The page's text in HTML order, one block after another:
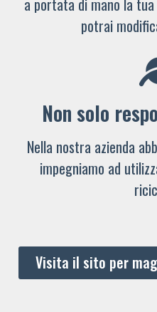
potrai
Non solo
Nella nostra azienda
impegniamo ad
Visita il sito per